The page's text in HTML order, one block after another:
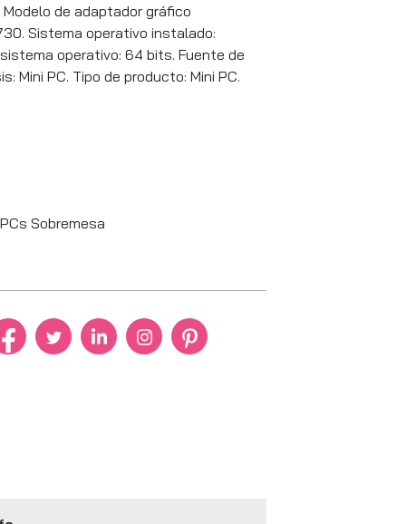
de adaptador gráfico
Sistema operativo instalado:
operativo: 64 bits. Fuente de
Mini PC. Tipo de producto: Mini PC.
PCs Sobremesa